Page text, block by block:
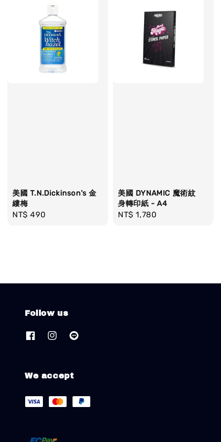
美國 T.N.Dickinson's 金
縷梅
Regular
NT$ 490
美國 DYNAMIC 魔術紋
身轉印紙 - A4
Regular
NT$ 1,780
Follow us
We accept